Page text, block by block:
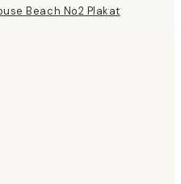
Beach No2 Plakat